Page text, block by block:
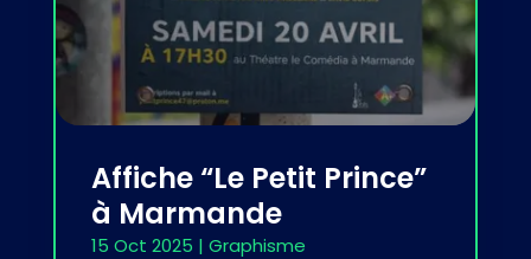
Affiche “Le Petit Prince”
à Marmande
15 Oct 2025 | Graphisme